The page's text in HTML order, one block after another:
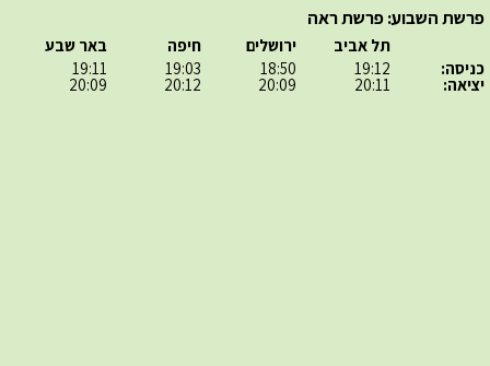
פרשת השבוע: פרשת ראה
כניסה:
יציאה:
תל אביב
19:12
20:11
ירושלים
18:50
20:09
חיפה
19:03
20:12
באר שבע
19:11
20:09